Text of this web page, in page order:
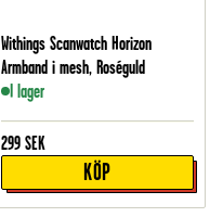
Withings Scanwatch Horizon
Armband i mesh, Roséguld
I lager
299 SEK
KÖP